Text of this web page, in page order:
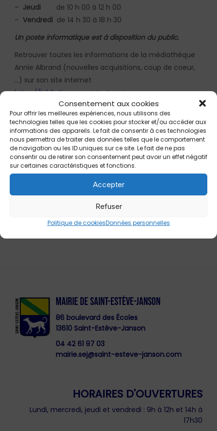
Consentement aux cookies
Pour offrir les meilleures expériences, nous utilisons des
technologies telles que les cookies pour stocker et/ou accéder aux
informations des appareils. Le fait de consentir à ces technologies
nous permettra de traiter des données telles que le comportement
de navigation ou les ID uniques sur ce site. Le fait de ne pas
consentir ou de retirer son consentement peut avoir un effet négatif
sur certaines caractéristiques et fonctions.
Accepter
Refuser
Politique de cookiesDonnées personnelles
– Jeudi de 10 h 00 à 12 h 00
– Vendredi de 14 h 30 à 18 h 30
Un poste informatique est à disposition du public.
Retrouver toutes les informations de la médiathèque
Annie Albrand (nouvelles acquisitions, coup de coeur,
…) sur son site internet
https://bibliothequesaintestevejanson.opac-
CONTACT
86 bd des Écoles
04 42 61 91 82
mediatheque@saint-esteve-janson.com
MAIRIE DE SAINT-ESTÈVE-JANSON
86 boulevard des Écoles
13610 Saint-Estève-Janson
04 42 61 97 03
mairie.sej@saint-esteve-janson.com
HORAIRES D'OUVERTURES
Lundi, mercredi, jeudi et vendredi : 9h à 12h et 14h à
17h30